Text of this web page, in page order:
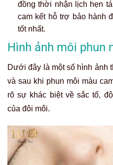
đồng thời nhận lịch hẹn
cam kết hỗ trợ bảo hành
tốt nhất.
Hình ảnh môi phun
Dưới đây là một số hình ảnh
và sau khi phun môi màu
rõ sự khác biệt về sắc tố,
của đôi môi.